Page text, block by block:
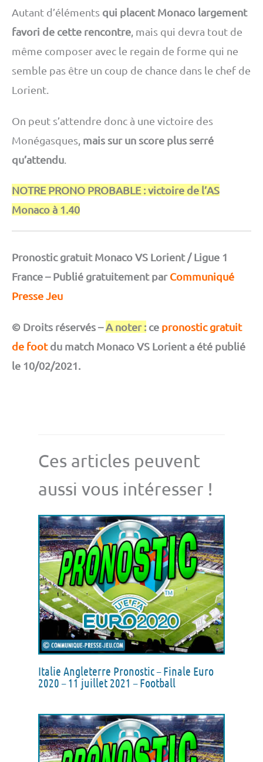
Autant d’éléments qui placent Monaco largement
favori de cette rencontre , mais qui devra tout de
même composer avec le regain de forme qui ne
semble pas être un coup de chance dans le chef de
Lorient.
On peut s’attendre donc à une victoire des
Monégasques, mais sur un score plus serré
qu’attendu
NOTRE PRONO PROBABLE : victoire de l’AS
Monaco à 1.40
Pronostic gratuit Monaco VS Lorient / Ligue 1
France – Publié gratuitement parCommuniqué
Presse Jeu
© Droits réservés –A noter : ce pronostic gratuit
de footdu match Monaco VS Lorient a été publié
le 10/02/2021.
Ces articles peuvent
aussi vous intéresser !
Italie Angleterre Pronostic – Finale Euro
2020 – 11 juillet 2021 – Football